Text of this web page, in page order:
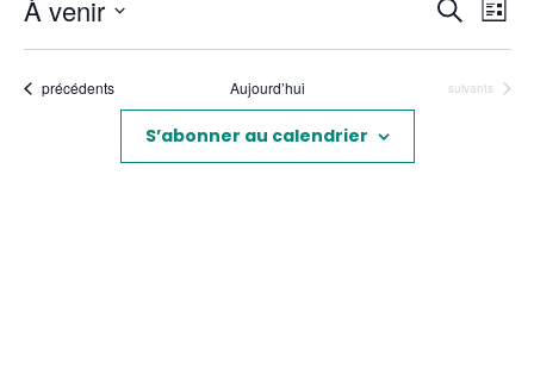
et
de
Liste
À venir
date.
Évènements
précédents Aujourd’hui Évènements
suivants
S’abonner au calendrier